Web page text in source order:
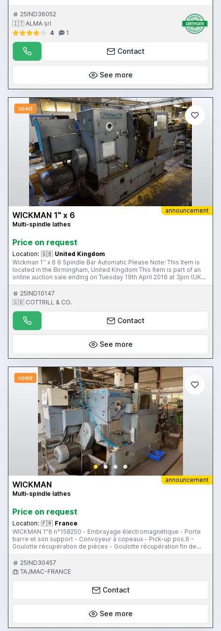
25IND36052
🇮🇹 ALMA srl
4
1
Contact
See more
used
announcement
WICKMAN 1" x 6
Multi-spindle lathes
Price on request
Location: 🇬🇧 United Kingdom
Wickman 1’’ x 6 6 Spindle Bar Automatic Please Note: This Item is
located in the Birmingham, United Kingdom This Item is part of an
online auction sale ending on Tuesday 19th April 2016 at 3pm (UK
Time) Please visit our website for full details: www.cottandco.com
25IND10147
🇬🇧 COTTRILL & CO.
Contact
See more
used
announcement
WICKMAN
Multi-spindle lathes
Price on request
Location: 🇫🇷 France
WICKMAN 1"6 n°158250 - Embrayage électromagnétique - Porte
barre et son support - Convoyeur à copeaux - Pick-up pos.6 -
Goulotte récupération de pièces - Goulotte récupération fin de
barre - Détecteur de longueur PC300 - Détecteur bris d'outils - 3
lunettes bloc centre - 2 lunettes indépendantes pos. 4 et 5 - Tapis
convoyeur de pièces - 2 Perceurs tournants avec arrosage au
centre - Embarreur IEMCA PRA 40/33 P - Jeux de pinces - Jeux de
porte-outils Machine en production et disponible à la vente à partir
25IND30457
TAJMAC-FRANCE
Contact
See more